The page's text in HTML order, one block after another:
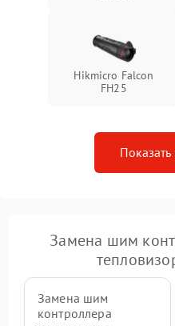
Hikmicro Falcon
FH25
Замена шим
Замена шим
контроллера